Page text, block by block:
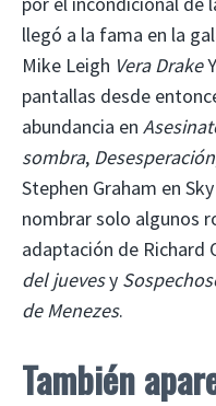
llegó a la fama en la
Mike Leigh Vera Drake
pantallas desde
abundancia en
sombra, Desesperación
Stephen Graham en
nombrar solo algunos
adaptación de Richard
del juevesy
de Menezes.
También